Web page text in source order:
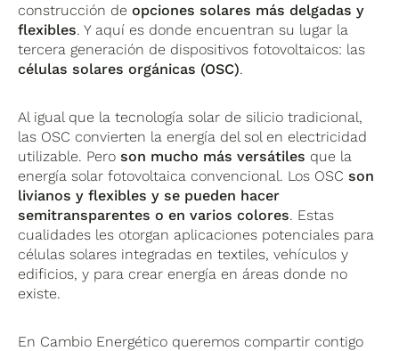
construcción deopciones solares más delgadas y
flexibles. Y aquí es donde encuentran su lugar la
tercera generación de dispositivos fotovoltaicos: las
células solares orgánicas (OSC).
Al igual que la tecnología solar de silicio tradicional,
las OSC convierten la energía del sol en electricidad
utilizable. Peroson mucho más versátiles que la
energía solar fotovoltaica convencional. Los OSCson
livianos y flexibles y se pueden hacer
semitransparentes o en varios colores. Estas
cualidades les otorgan aplicaciones potenciales para
células solares integradas en textiles, vehículos y
edificios, y para crear energía en áreas donde no
existe.
En Cambio Energético queremos compartir contigo